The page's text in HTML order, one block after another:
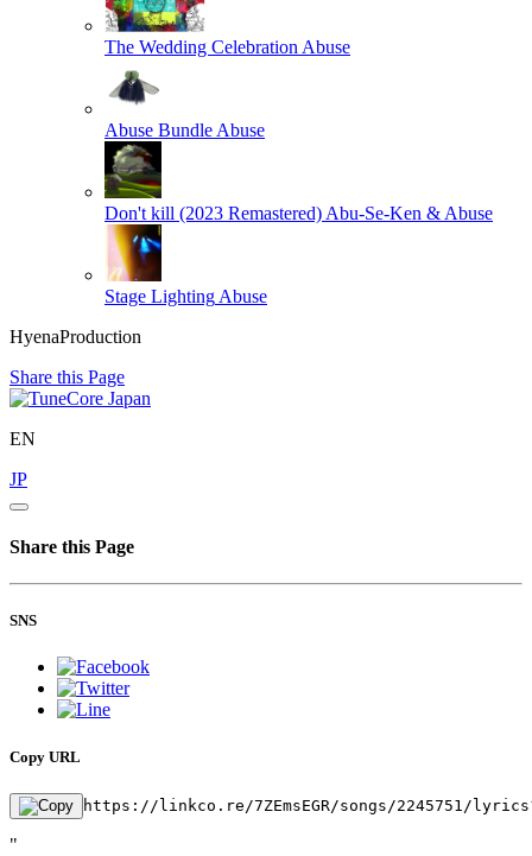
The Wedding Celebration Abuse
Abuse Bundle Abuse
Don't kill (2023 Remastered) Abu-Se-Ken & Abuse
Stage Lighting Abuse
HyenaProduction
Share this Page
EN
JP
Share this Page
SNS
Copy URL
https://linkco.re/7ZEmsEGR/songs/2245751/
"